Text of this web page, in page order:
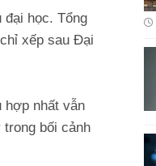
đại học. Tổng
xếp sau Đại
hợp nhất vẫn
trong bối cảnh